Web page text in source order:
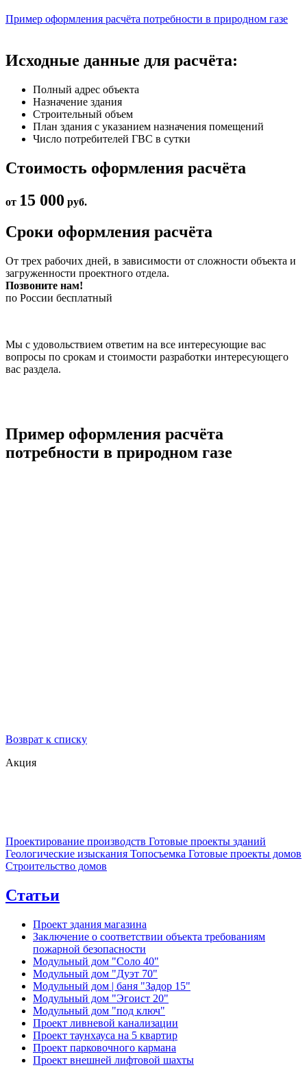
Пример оформления расчёта потребности в природном газе
Исходные данные для расчёта:
Полный адрес объекта
Назначение здания
Строительный объем
План здания с указанием назначения помещений
Число потребителей ГВС в сутки
Стоимость оформления расчёта
от 15 000 руб.
Сроки оформления расчёта
От трех рабочих дней, в зависимости от сложности объекта и
загруженности проектного отдела.
Позвоните нам!
по России бесплатный
Мы с удовольствием ответим на все интересующие вас
вопросы по срокам и стоимости разработки интересующего
вас раздела.
Пример оформления расчёта
потребности в природном газе
Возврат к списку
Акция
Проектирование производств Готовые проекты зданий
Геологические изыскания Топосъемка Готовые проекты домов
Строительство домов
Статьи
Проект здания магазина
Заключение о соответствии объекта требованиям
пожарной безопасности
Модульный дом "Соло 40"
Модульный дом "Дуэт 70"
Модульный дом | баня "Задор 15"
Модульный дом "Эгоист 20"
Модульный дом "под ключ"
Проект ливневой канализации
Проект таунхауса на 5 квартир
Проект парковочного кармана
Проект внешней лифтовой шахты